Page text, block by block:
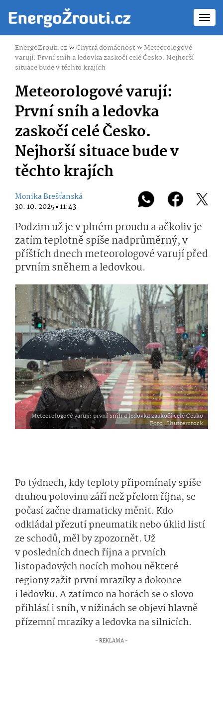
EnergoZrouti.cz»Chytrá domácnost»Meteorologové
varují: První sníh a ledovka zaskočí celé Česko. Nejhorší
situace bude v těchto krajích
Meteorologové varují:
První sníh a ledovka
zaskočí celé Česko.
Nejhorší situace bude v
těchto krajích
Monika Brešťanská
30. 10. 2025 ▪ 11:43
Podzim už je v plném proudu a ačkoliv je
zatím teplotně spíše nadprůměrný, v
příštích dnech meteorologové varují před
prvním sněhem a ledovkou.
Meteorologové varují: první sníh a ledovka zaskočí celé Česko
Foto: Shutterstock
Po týdnech, kdy teploty připomínaly spíše
druhou polovinu září než přelom října, se
počasí začne dramaticky měnit. Kdo
odkládal přezutí pneumatik nebo úklid listí
ze schodů, měl by zpozornět. Už
v posledních dnech října a prvních
listopadových nocích mohou některé
regiony zažít první mrazíky a dokonce
i ledovku. A zatímco na horách se o slovo
přihlásí i sníh, v nížinách se objeví hlavně
přízemní mrazíky a ledovka na silnicích.